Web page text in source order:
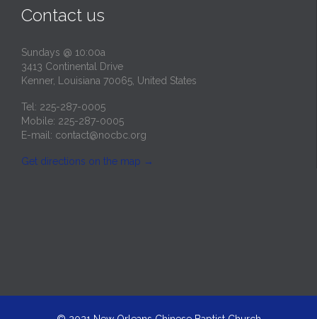
Contact us
Sundays @ 10:00a
3413 Continental Drive
Kenner, Louisiana 70065, United States
Tel: 225-287-0005
Mobile: 225-287-0005
E-mail: contact@nocbc.org
Get directions on the map →